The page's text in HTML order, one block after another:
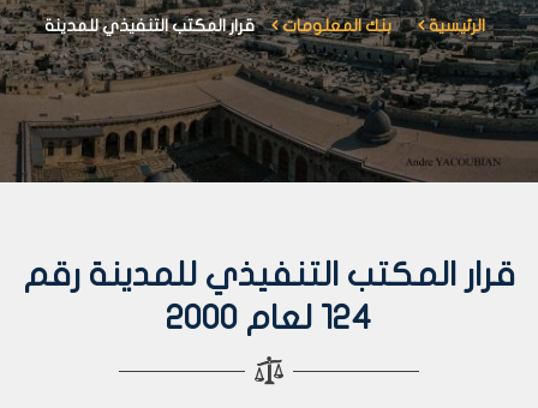
الرئيسية بنك المعلومات قرار المكتب التنفيذي للمدينة
قرار المكتب التنفيذي للمدينة رقم
124 لعام 2000